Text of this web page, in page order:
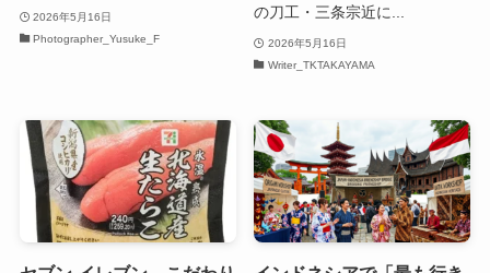
2026年5月16日
Photographer_Yusuke_F
の刀工・三条宗近に...
2026年5月16日
Writer_TKTAKAYAMA